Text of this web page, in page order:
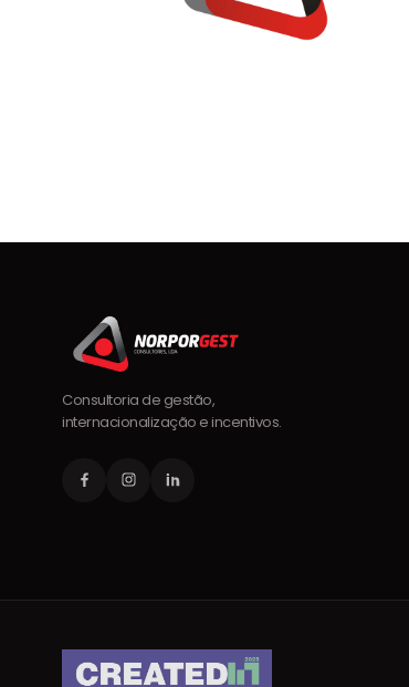
Consultoria de gestão,
internacionalização e incentivos.